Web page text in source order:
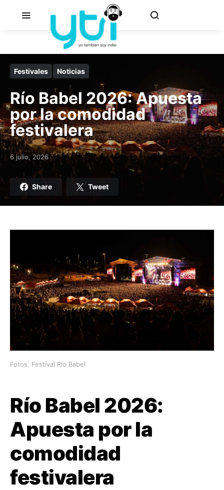
Festivales Noticias
Río Babel 2026: Apuesta
por la comodidad
festivalera
Posted on
6 julio, 2026
Share Tweet
Fotos: Festival Río Babel
Río Babel 2026:
Apuesta por la
comodidad
festivalera